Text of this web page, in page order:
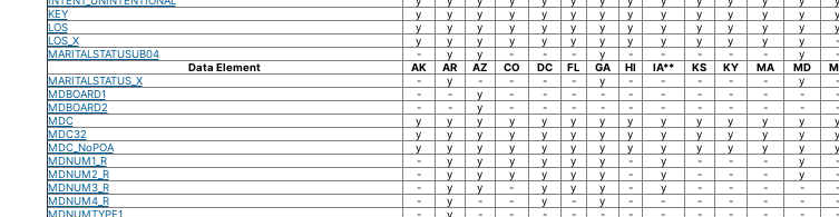
KEY
y y y y y y y y y y y y y y
LOS
y y y y y y y y y y y y y y
LOS_X
y y y y y y y y y y y y y -
MARITALSTATUSUB04
- y y - - - y - - - - - y -
Data Element
AK AR AZ CO DC FL GA HI IA** KS KY MA MD
MARITALSTATUS_X
- y - - - - y - - - - - y -
MDBOARD1
- - y - - - - - - - - - - -
MDBOARD2
- - y - - - - - - - - - - -
MDC
y y y y y y y y y y y y y y
MDC32
y y y y y y y y y y y y y y
MDC_NoPOA
y y y y y y y y y y y y y y
MDNUM1_R
- y y y y y y - y - - - y -
MDNUM2_R
- y y y y y y - y - - - y -
MDNUM3_R
- y y - y y y - y - - - - -
MDNUM4_R
- y - - y - y - - - - - - -
MDNUMTYPE1
- y - - - - - - - - - - - -